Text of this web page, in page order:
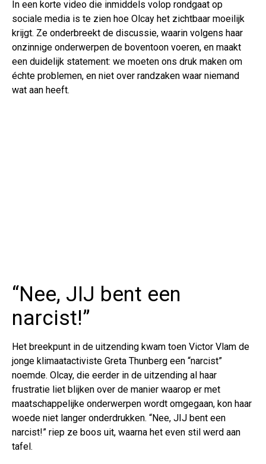
In een korte video die inmiddels volop rondgaat op
sociale media is te zien hoe Olcay het zichtbaar moeilijk
krijgt. Ze onderbreekt de discussie, waarin volgens haar
onzinnige onderwerpen de boventoon voeren, en maakt
een duidelijk statement: we moeten ons druk maken om
échte problemen, en niet over randzaken waar niemand
wat aan heeft.
“Nee, JIJ bent een
narcist!”
Het breekpunt in de uitzending kwam toen Victor Vlam de
jonge klimaatactiviste Greta Thunberg een “narcist”
noemde. Olcay, die eerder in de uitzending al haar
frustratie liet blijken over de manier waarop er met
maatschappelijke onderwerpen wordt omgegaan, kon haar
woede niet langer onderdrukken. “Nee, JIJ bent een
narcist!” riep ze boos uit, waarna het even stil werd aan
tafel.